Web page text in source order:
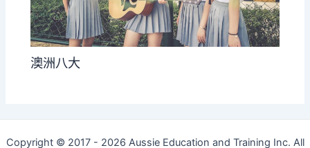
澳洲八大
Copyright © 2017 - 2026 Aussie Education and Training Inc. All